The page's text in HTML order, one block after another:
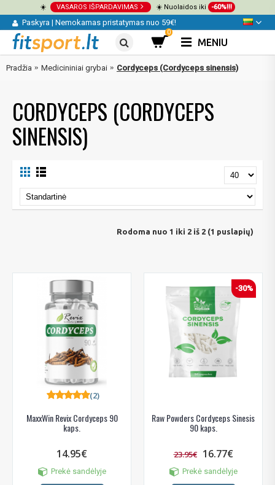
☀️ VASAROS IŠPARDAVIMAS ☀️ Nuolaidos iki -60%!!!
Paskyra | Nemokamas pristatymas nuo 59€!
0
MENIU
Pradžia Medicininiai grybai Cordyceps (Cordyceps sinensis)
CORDYCEPS (CORDYCEPS
SINENSIS)
Rodoma nuo 1 iki 2 iš 2 (1 puslapių)
MaxxWin Revix Cordyceps 90
kaps.
(2)
14.95€
Prekė sandėlyje
-30%
Raw Powders Cordyceps Sinesis
90 kaps.
23.95€ 16.77€
Prekė sandėlyje